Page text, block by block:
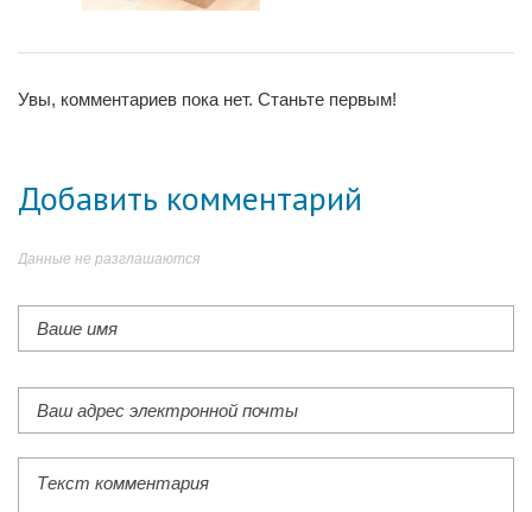
Увы, комментариев пока нет. Станьте первым!
Добавить комментарий
Данные не разглашаются